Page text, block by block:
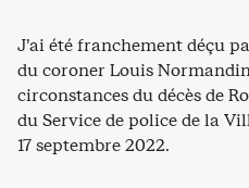
J’ai été franchement déçu
du coroner Louis
circonstances du décès de
du Service de police de la
17 septembre 2022.